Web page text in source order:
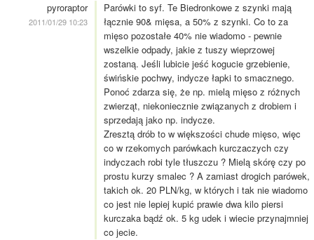
pyroraptor
2011/01/29 10:23
Parówki to syf. Te Biedronkowe z szynki mają
łącznie 90& mięsa, a 50% z szynki. Co to za
mięso pozostałe 40% nie wiadomo - pewnie
wszelkie odpady, jakie z tuszy wieprzowej
zostaną. Jeśli lubicie jeść kogucie grzebienie,
świńskie pochwy, indycze łapki to smacznego.
Ponoć zdarza się, że np. mielą mięso z różnych
zwierząt, niekoniecznie związanych z drobiem i
sprzedają jako np. indycze.
Zresztą drób to w większości chude mięso, więc
co w rzekomych parówkach kurczaczych czy
indyczach robi tyle tłuszczu ? Mielą skórę czy po
prostu kurzy smalec ? A zamiast drogich parówek,
takich ok. 20 PLN/kg, w których i tak nie wiadomo
co jest nie lepiej kupić prawie dwa kilo piersi
kurczaka bądź ok. 5 kg udek i wiecie przynajmniej
co jecie.